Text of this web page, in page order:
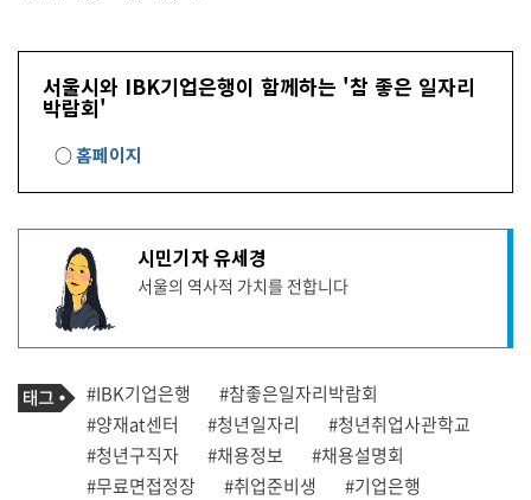
서울시와 IBK기업은행이 함께하는 '참 좋은 일자리
박람회'
○홈페이지
프
필
시민기자 유세경
서울의 역사적 가치를 전합니다
기
사
관
련
태
그
태
그
#IBK기업은행
#참좋은일자리박람회
#양재at센터
#청년일자리
#청년취업사관학교
#청년구직자
#채용정보
#채용설명회
#무료면접정장
#취업준비생 #기업은행